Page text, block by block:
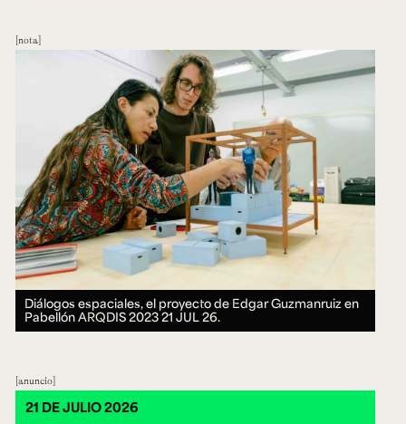
nota
Diálogos espaciales, el proyecto de Edgar Guzmanruiz en
Pabellón ARQDIS 202321 JUL 26.
anuncio
21 DE JULIO 2026